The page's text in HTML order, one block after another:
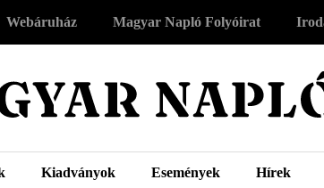
Kiadványok Események Hírek
Webáruház Magyar Napló Folyóirat